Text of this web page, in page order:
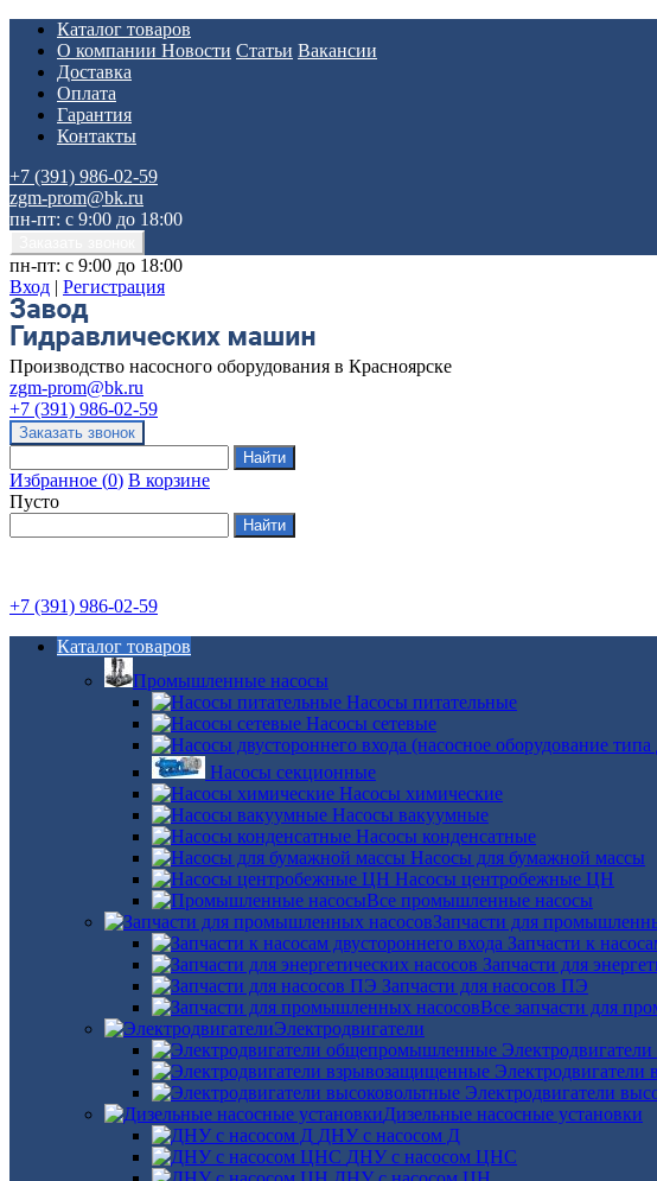
Каталог товаров
О компании Новости Статьи Вакансии
Доставка
Оплата
Гарантия
Контакты
+7 (391) 986-02-59
zgm-prom@bk.ru
пн-пт: с 9:00 до 18:00
пн-пт: с 9:00 до 18:00
Вход | Регистрация
Производство насосного оборудования в Красноярске
zgm-prom@bk.ru
+7 (391) 986-02-59
Избранное (0) В корзине
Пусто
+7 (391) 986-02-59
Каталог товаров
Промышленные насосы
Насосы питательные
Насосы сетевые
Насосы секционные
Насосы химические
Насосы вакуумные
Насосы конденсатные
Насосы для бумажной массы
Насосы центробежные ЦН
Все промышленные насосы
Запчасти для
Запчасти к
Запчасти для
Запчасти для насосов ПЭ
Все запчасти для
Электродвигатели
Электродвигатели
Дизельные насосные установки
ДНУ с насосом Д
ДНУ с насосом ЦНС